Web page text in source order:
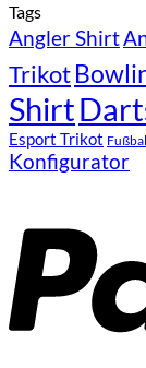
Tags
Angler Shirt
Trikot
Shirt
Esport Trikot
Konfigurator